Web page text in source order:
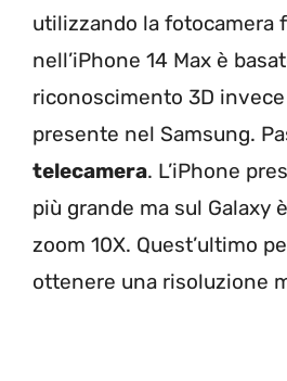
utilizzando la fotocamera
nell’iPhone 14 Max è
riconoscimento 3D
presente nel Samsung.
telecamera. L’iPhone
più grande ma sul Galaxy
zoom 10X. Quest’ultimo
ottenere una risoluzione